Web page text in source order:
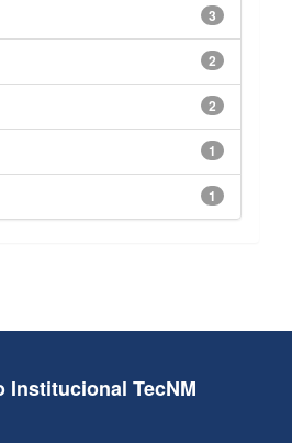
3
2
2
1
1
Institucional TecNM